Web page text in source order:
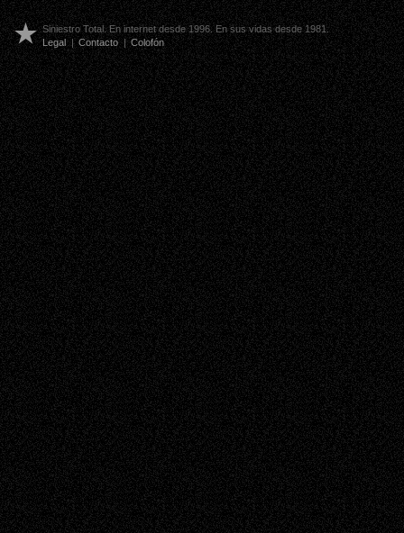
Siniestro Total. En internet desde 1996. En sus vidas desde 1981.
Legal | Contacto | Colofón